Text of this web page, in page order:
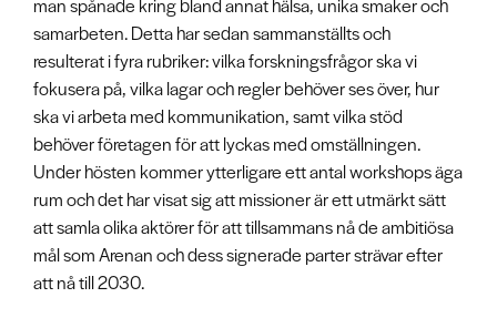
man spånade kring bland annat hälsa, unika smaker och
samarbeten. Detta har sedan sammanställts och
resulterat i fyra rubriker: vilka forskningsfrågor ska vi
fokusera på, vilka lagar och regler behöver ses över, hur
ska vi arbeta med kommunikation, samt vilka stöd
behöver företagen för att lyckas med omställningen.
Under hösten kommer ytterligare ett antal workshops äga
rum och det har visat sig att missioner är ett utmärkt sätt
att samla olika aktörer för att tillsammans nå de ambitiösa
mål som Arenan och dess signerade parter strävar efter
att nå till 2030.